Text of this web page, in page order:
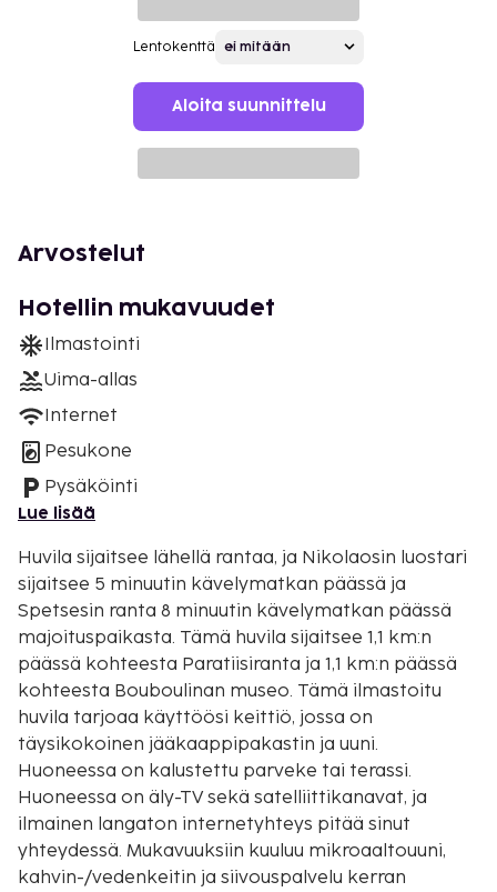
Lentokenttä
Aloita suunnittelu
Arvostelut
Hotellin mukavuudet
Ilmastointi
Uima-allas
Internet
Pesukone
Pysäköinti
Lue lisää
Huvila sijaitsee lähellä rantaa, ja Nikolaosin luostari
sijaitsee 5 minuutin kävelymatkan päässä ja
Spetsesin ranta 8 minuutin kävelymatkan päässä
majoituspaikasta. Tämä huvila sijaitsee 1,1 km:n
päässä kohteesta Paratiisiranta ja 1,1 km:n päässä
kohteesta Bouboulinan museo. Tämä ilmastoitu
huvila tarjoaa käyttöösi keittiö, jossa on
täysikokoinen jääkaappipakastin ja uuni.
Huoneessa on kalustettu parveke tai terassi.
Huoneessa on äly-TV sekä satelliittikanavat, ja
ilmainen langaton internetyhteys pitää sinut
yhteydessä. Mukavuuksiin kuuluu mikroaaltouuni,
kahvin-/vedenkeitin ja siivouspalvelu kerran